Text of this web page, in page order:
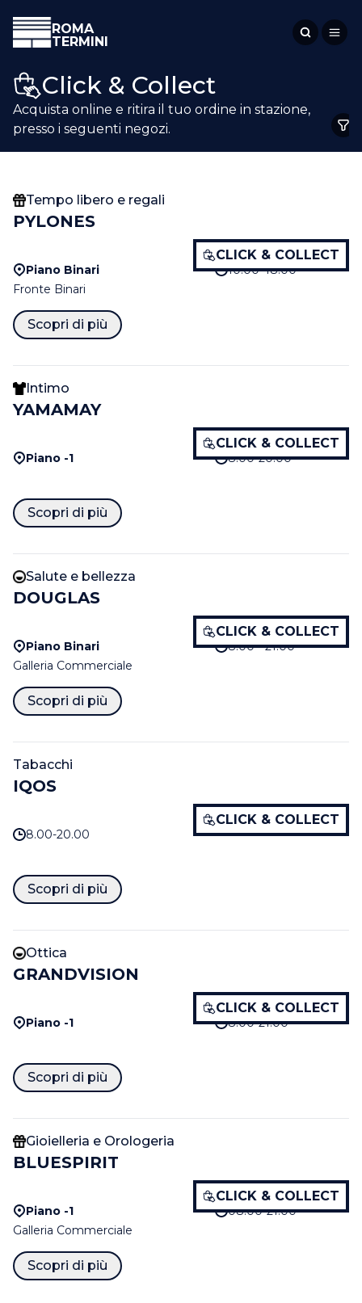
ROMA
TERMINI
Click & Collect
Acquista online e ritira il tuo ordine in stazione,
presso i seguenti negozi.
Tempo libero e regali
PYLONES
CLICK & COLLECT
Piano Binari
10:00–18:00
Fronte Binari
Scopri di più
Intimo
YAMAMAY
CLICK & COLLECT
Piano -1 8.00-20.00
Scopri di più
Salute e bellezza
DOUGLAS
CLICK & COLLECT
Piano Binari
8:00 - 21:00
Galleria Commerciale
Scopri di più
Tabacchi
IQOS
CLICK & COLLECT
8.00-20.00
Scopri di più
Ottica
GRANDVISION
CLICK & COLLECT
Piano -1 8.00-21.00
Scopri di più
Gioielleria e Orologeria
BLUESPIRIT
CLICK & COLLECT
Piano -1
08:00-21:00
Galleria Commerciale
Scopri di più